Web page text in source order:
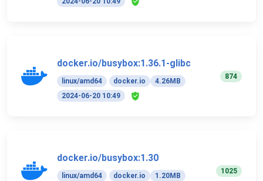
docker.io/busybox:1.36.1-glibc
linux/amd64 docker.io
4.26MB
2024-06-20 10:49
874
docker.io/busybox:1.30
linux/amd64 docker.io
1.20MB
1025